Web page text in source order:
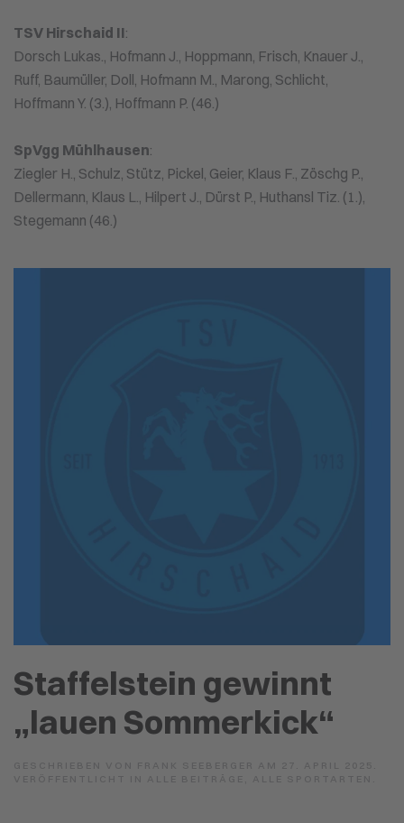
TSV Hirschaid II:
Dorsch Lukas., Hofmann J., Hoppmann, Frisch, Knauer J.,
Ruff, Baumüller, Doll, Hofmann M., Marong, Schlicht,
Hoffmann Y. (3.), Hoffmann P. (46.)
SpVgg Mühlhausen:
Ziegler H., Schulz, Stütz, Pickel, Geier, Klaus F., Zöschg P.,
Dellermann, Klaus L., Hilpert J., Dürst P., Huthansl Tiz. (1.),
Stegemann (46.)
Staffelstein gewinnt
„lauen Sommerkick“